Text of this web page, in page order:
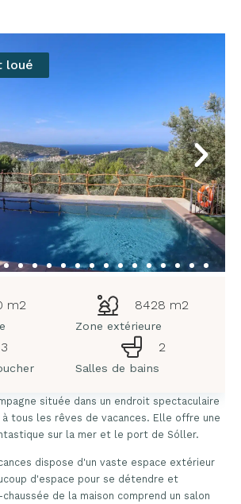
loué
m2 8428 m2
Zone extérieure
3 2
Salles de bains
située dans un endroit spectaculaire
à tous les rêves de vacances. Elle offre une
sur la mer et le port de Sóller.
dispose d'un vaste espace extérieur
d'espace pour se détendre et
de la maison comprend un salon